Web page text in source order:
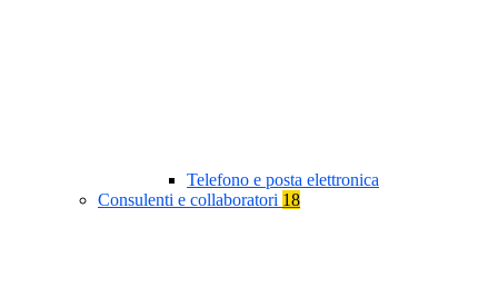
Telefono e posta elettronica
Consulenti e collaboratori 18